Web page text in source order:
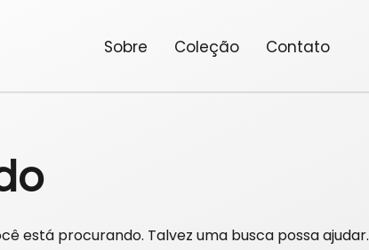
Sobre Coleção Contato
está procurando. Talvez uma busca possa ajudar.